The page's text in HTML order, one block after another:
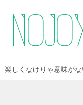
楽しくなけりゃ意味がな